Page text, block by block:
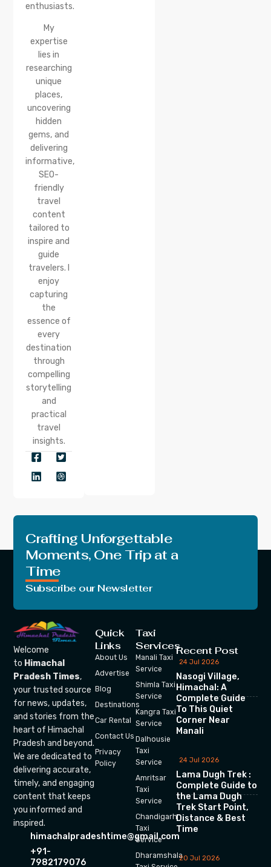
enthusiasts.
My
expertise
lies in
researching
unique
places,
uncovering
hidden
gems, and
delivering
informative,
SEO-
friendly
travel
content
tailored to
inspire and
guide
travelers. I
enjoy
capturing
the
essence of
every
destination
through
compelling
storytelling
and
practical
travel
insights.
Crafting Unforgettable
Moments, One Trip at a
Time
Subscribe our Newsletter
Welcome
to Himachal
Pradesh Times,
your trusted source
for news, updates,
and stories from the
heart of Himachal
Pradesh and beyond.
We are dedicated to
delivering accurate,
timely, and engaging
content that keeps
you informed and
inspired.
himachalpradeshtime@gmail.com
+91-
7982179076
Quick
Links
About Us
Advertise
Blog
Destinations
Car Rental
Contact Us
Privacy
Policy
Taxi
Services
Manali Taxi
Service
Shimla Taxi
Service
Kangra Taxi
Service
Dalhousie
Taxi
Service
Amritsar
Taxi
Service
Chandigarh
Taxi
Service
Dharamshala
Recent Post
24 Jul 2026
Nasogi Village,
Himachal: A
Complete Guide
To This Quiet
Corner Near
Manali
24 Jul 2026
Lama Dugh Trek :
Complete Guide to
the Lama Dugh
Trek Start Point,
Distance & Best
Time
20 Jul 2026